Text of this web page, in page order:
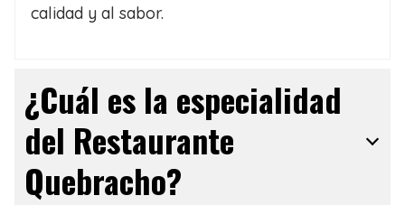
calidad y al sabor.
¿Cuál es la especialidad
del Restaurante
Quebracho?